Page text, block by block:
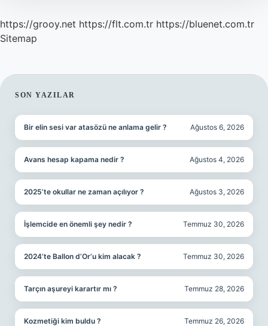
https://grooy.net https://flt.com.tr https://bluenet.com.tr
Sitemap
SIDEBAR
SON YAZILAR
Bir elin sesi var atasözü ne anlama gelir ? Ağustos 6, 2026
Avans hesap kapama nedir ? Ağustos 4, 2026
2025’te okullar ne zaman açılıyor ? Ağustos 3, 2026
İşlemcide en önemli şey nedir ? Temmuz 30, 2026
2024’te Ballon d’Or’u kim alacak ? Temmuz 30, 2026
Tarçın aşureyi karartır mı ? Temmuz 28, 2026
Kozmetiği kim buldu ? Temmuz 26, 2026